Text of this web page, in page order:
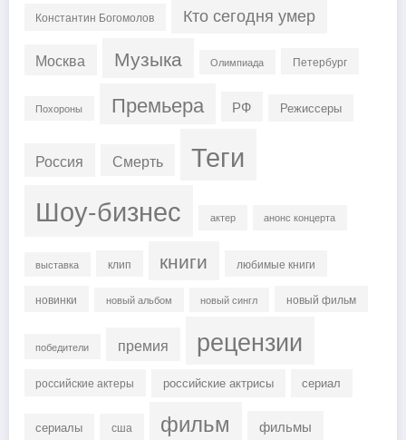
Константин Богомолов Кто сегодня умер
Москва Музыка Олимпиада Петербург
Похороны Премьера РФ Режиссеры
Россия Смерть Теги
Шоу-бизнес актер анонс концерта
выставка клип книги любимые книги
новинки новый альбом новый сингл новый фильм
победители премия рецензии
российские актеры российские актрисы сериал
сериалы сша фильм фильмы